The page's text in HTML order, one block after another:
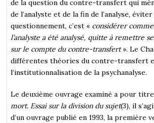
de la question du contre-transfert qui
de l’analyste et de la fin de l’analyse,
questionnement, c’est « considérer
l’analyste a été analysé, quitte à remettre
sur le compte du contre-transfert». Le
différentes théories du contre-transfert
l’institutionnalisation de la psychanalyse.
Le deuxième ouvrage examiné a pour titre
mort. Essai sur la division du sujet(3), il
d’un ouvrage publié en 1993, la première